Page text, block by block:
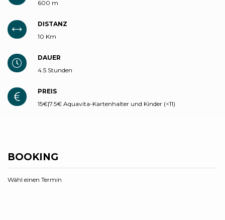
600 m
DISTANZ
10 Km
DAUER
4.5 Stunden
PREIS
15€|7.5€ Aquavita-Kartenhalter und Kinder (<11)
BOOKING
Wähl einen Termin